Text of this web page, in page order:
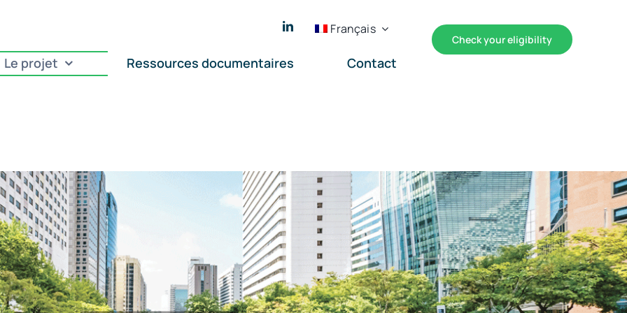
Français
Le projet Ressources documentaires Contact
Check your eligibility